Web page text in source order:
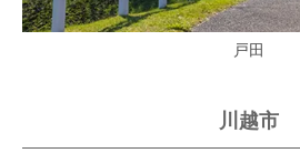
戸田
川越市